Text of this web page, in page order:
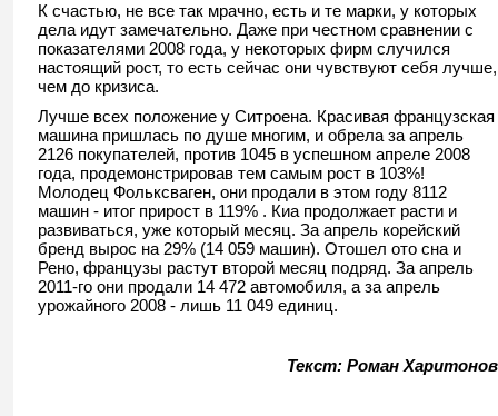
К счастью, не все так мрачно, есть и те марки, у которых
дела идут замечательно. Даже при честном сравнении с
показателями 2008 года, у некоторых фирм случился
настоящий рост, то есть сейчас они чувствуют себя лучше,
чем до кризиса.
Лучше всех положение у Ситроена. Красивая французская
машина пришлась по душе многим, и обрела за апрель
2126 покупателей, против 1045 в успешном апреле 2008
года, продемонстрировав тем самым рост в 103%!
Молодец Фольксваген, они продали в этом году 8112
машин - итог прирост в 119% . Киа продолжает расти и
развиваться, уже который месяц. За апрель корейский
бренд вырос на 29% (14 059 машин). Отошел ото сна и
Рено, французы растут второй месяц подряд. За апрель
2011-го они продали 14 472 автомобиля, а за апрель
урожайного 2008 - лишь 11 049 единиц.
Текст: Роман Харитонов